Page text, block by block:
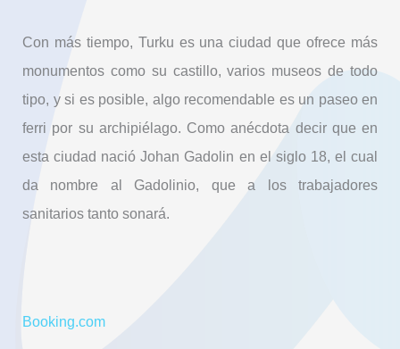
Con más tiempo, Turku es una ciudad que ofrece más
monumentos como su castillo, varios museos de todo
tipo, y si es posible, algo recomendable es un paseo en
ferri por su archipiélago. Como anécdota decir que en
esta ciudad nació Johan Gadolin en el siglo 18, el cual
da nombre al Gadolinio, que a los trabajadores
sanitarios tanto sonará.
Booking.com